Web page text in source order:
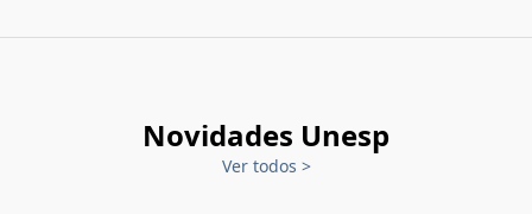
Novidades Unesp
Ver todos >